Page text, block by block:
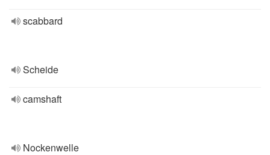
scabbard
Scheide
camshaft
Nockenwelle